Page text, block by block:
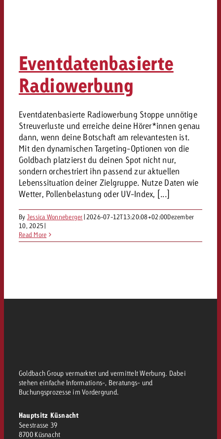
Eventdatenbasierte
Radiowerbung
Eventdatenbasierte Radiowerbung Stoppe unnötige
Streuverluste und erreiche deine Hörer*innen genau
dann, wenn deine Botschaft am relevantesten ist.
Mit den dynamischen Targeting-Optionen von die
Goldbach platzierst du deinen Spot nicht nur,
sondern orchestriert ihn passend zur aktuellen
Lebenssituation deiner Zielgruppe. Nutze Daten wie
Wetter, Pollenbelastung oder UV-Index, [...]
By Jessica Wonneberger| 2026-07-12T13:20:08+02:00Dezember
10, 2025|
Read More
Goldbach Group vermarktet und vermittelt Werbung. Dabei
stehen einfache Informations-, Beratungs- und
Buchungsprozesse im Vordergrund.
Hauptsitz Küsnacht
Seestrasse 39
8700 Küsnacht